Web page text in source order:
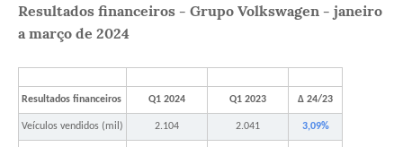
Resultados financeiros - Grupo Volkswagen - janeiro
a março de 2024
Resultados financeiros Q1 2024 Q1 2023 Δ 24/23
Veículos vendidos (mil) 2.104 2.041 3,09%